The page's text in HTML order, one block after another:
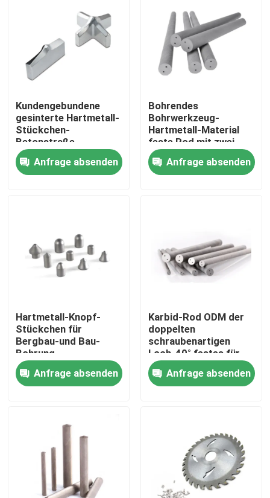
Startseite
Über uns
Qualitätskontrolle
Kontakt
Karbid, das Einsätze schneidet
Dreheneinsätze des Karbids
Kundengebundene
gesinterte Hartmetall-
Stückchen-
Betonstraße-
Hartmetallbohrer-
Stückchen
Anfrage absenden
Bohrendes
Bohrwerkzeug-
Hartmetall-Material
feste Rod mit zwei
Löchern der Spiralen-
30° Anfrage absenden
Hartmetall-Knopf-
Stückchen für
Bergbau-und Bau-
Bohrung
Anfrage absenden
Karbid-Rod ODM der
doppelten
schraubenartigen
Loch-40° festes für
Bohrung und
Bohrwerkzeuge
Anfrage absenden